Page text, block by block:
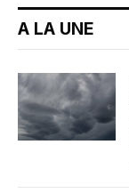
A LA UNE